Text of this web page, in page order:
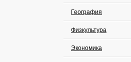
География
Физкультура
Экономика